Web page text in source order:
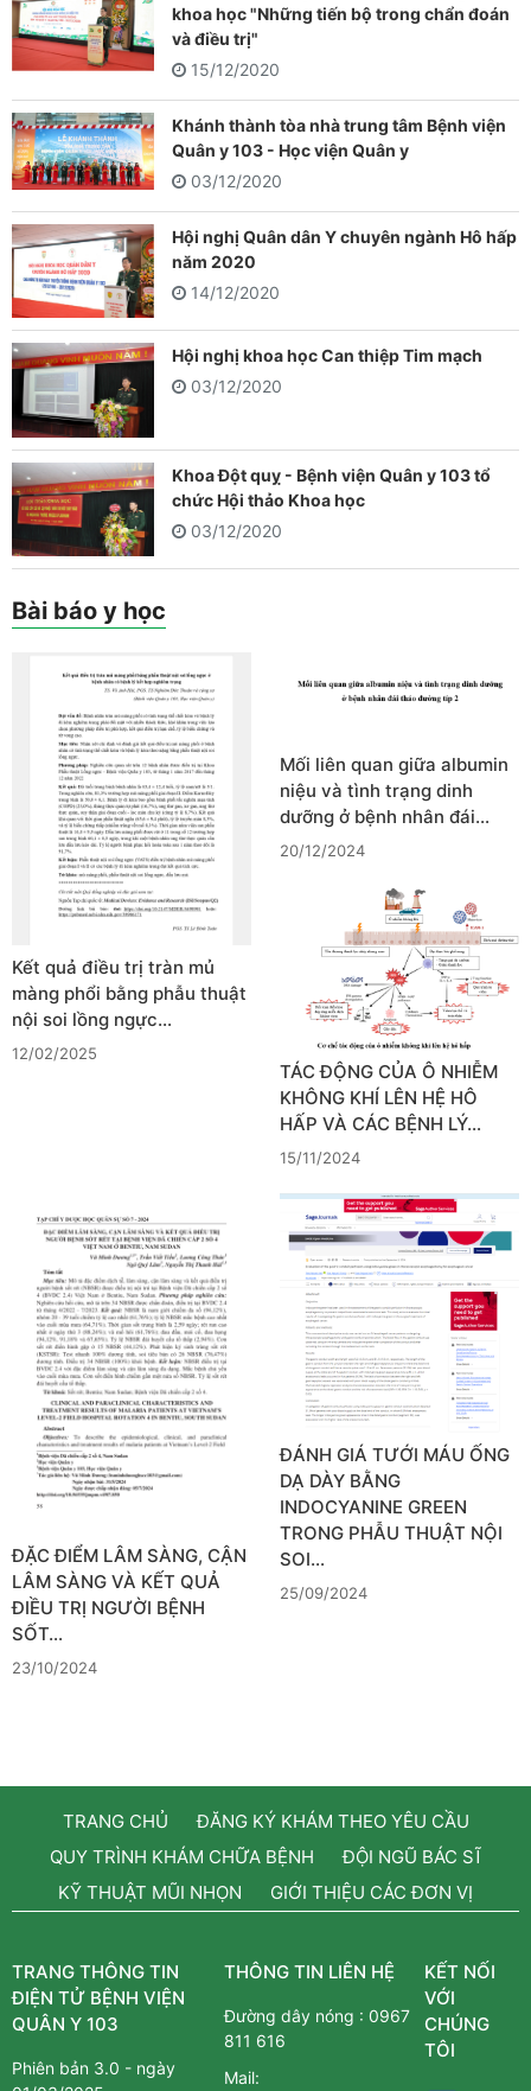
khoa học "Những tiến bộ trong chẩn đoán
và điều trị"
15/12/2020
Khánh thành tòa nhà trung tâm Bệnh viện
Quân y 103 - Học viện Quân y
03/12/2020
Hội nghị Quân dân Y chuyên ngành Hô hấp
năm 2020
14/12/2020
Hội nghị khoa học Can thiệp Tim mạch
03/12/2020
Khoa Đột quỵ - Bệnh viện Quân y 103 tổ
chức Hội thảo Khoa học
03/12/2020
Bài báo y học
Kết quả điều trị tràn mủ
màng phổi bằng phẫu thuật
nội soi lồng ngực…
12/02/2025
Mối liên quan giữa albumin
niệu và tình trạng dinh
dưỡng ở bệnh nhân đái…
20/12/2024
TÁC ĐỘNG CỦA Ô NHIỄM
KHÔNG KHÍ LÊN HỆ HÔ
HẤP VÀ CÁC BỆNH LÝ…
15/11/2024
ĐẶC ĐIỂM LÂM SÀNG, CẬN
LÂM SÀNG VÀ KẾT QUẢ
ĐIỀU TRỊ NGƯỜI BỆNH
SỐT…
23/10/2024
ĐÁNH GIÁ TƯỚI MÁU ỐNG
DẠ DÀY BẰNG
INDOCYANINE GREEN
TRONG PHẪU THUẬT NỘI
SOI…
25/09/2024
TRANG CHỦ
ĐĂNG KÝ KHÁM THEO YÊU CẦU
QUY TRÌNH KHÁM CHỮA BỆNH
ĐỘI NGŨ BÁC SĨ
KỸ THUẬT MŨI NHỌN
GIỚI THIỆU CÁC ĐƠN VỊ
TRANG THÔNG TIN
ĐIỆN TỬ BỆNH VIỆN
QUÂN Y 103
Phiên bản 3.0 - ngày
THÔNG TIN LIÊN HỆ
Đường dây nóng :0967
811 616
Mail:
KẾT NỐI
VỚI
CHÚNG
TÔI